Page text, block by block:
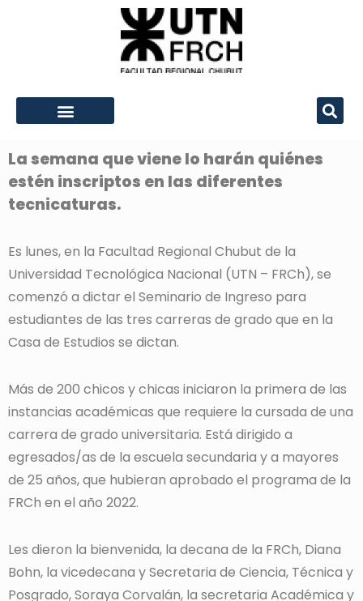
La semana que viene lo harán quiénes
estén inscriptos en las diferentes
tecnicaturas.
Es lunes, en la Facultad Regional Chubut de la
Universidad Tecnológica Nacional (UTN – FRCh), se
comenzó a dictar el Seminario de Ingreso para
estudiantes de las tres carreras de grado que en la
Casa de Estudios se dictan.
Más de 200 chicos y chicas iniciaron la primera de las
instancias académicas que requiere la cursada de una
carrera de grado universitaria. Está dirigido a
egresados/as de la escuela secundaria y a mayores
de 25 años, que hubieran aprobado el programa de la
FRCh en el año 2022.
Les dieron la bienvenida, la decana de la FRCh, Diana
Bohn, la vicedecana y Secretaria de Ciencia, Técnica y
Posgrado, Soraya Corvalán, la secretaria Académica y